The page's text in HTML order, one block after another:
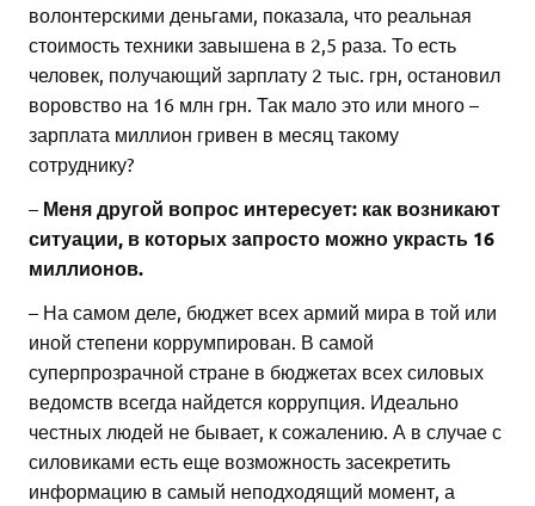
волонтерскими деньгами, показала, что реальная
стоимость техники завышена в 2,5 раза. То есть
человек, получающий зарплату 2 тыс. грн, остановил
воровство на 16 млн грн. Так мало это или много –
зарплата миллион гривен в месяц такому
сотруднику?
– Меня другой вопрос интересует: как возникают
ситуации, в которых запросто можно украсть 16
миллионов.
– На самом деле, бюджет всех армий мира в той или
иной степени коррумпирован. В самой
суперпрозрачной стране в бюджетах всех силовых
ведомств всегда найдется коррупция. Идеально
честных людей не бывает, к сожалению. А в случае с
силовиками есть еще возможность засекретить
информацию в самый неподходящий момент, а